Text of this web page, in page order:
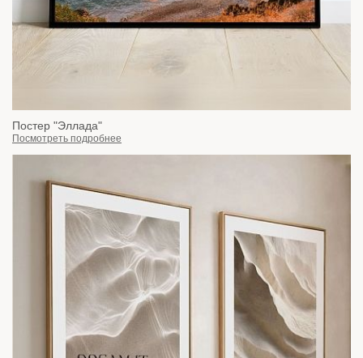
Постер "Эллада"
Посмотреть подробнее